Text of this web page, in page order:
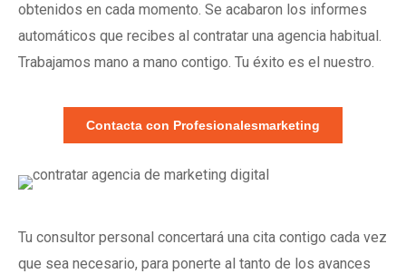
obtenidos en cada momento. Se acabaron los informes
automáticos que recibes al contratar una agencia habitual.
Trabajamos mano a mano contigo. Tu éxito es el nuestro.
Contacta con Profesionalesmarketing
Tu consultor personal concertará una cita contigo cada vez
que sea necesario, para ponerte al tanto de los avances